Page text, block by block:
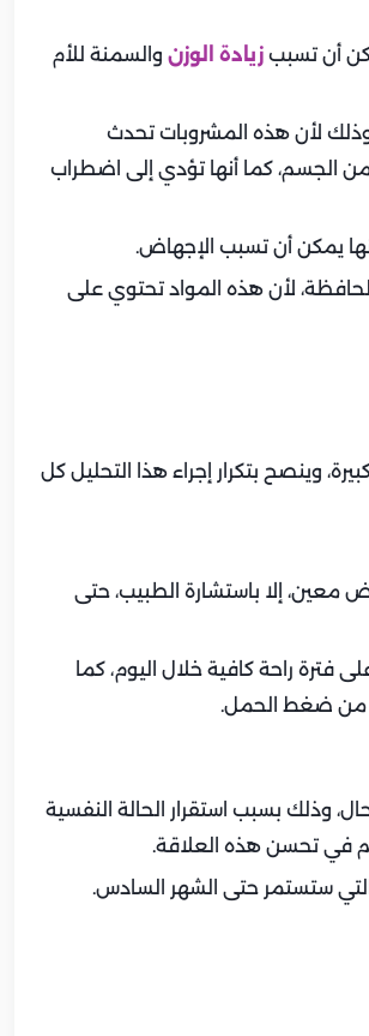
أن تسبب زيادة الوزن والسمنة للأم
وذلك لأن هذه المشروبات تحدث
الجسم، كما أنها تؤدي إلى اضطراب
يمكن أن تسبب الإجهاض.
لأن هذه المواد تحتوي على
وينصح بتكرار إجراء هذا التحليل كل
معين، إلا باستشارة الطبيب، حتى
8 إلى 10 ساعات، حتى تحصلي على فترة راحة كافية خلال اليوم، كما
من ضغط الحمل.
وذلك بسبب استقرار الحالة النفسية
في تحسن هذه العلاقة.
ستستمر حتى الشهر السادس.